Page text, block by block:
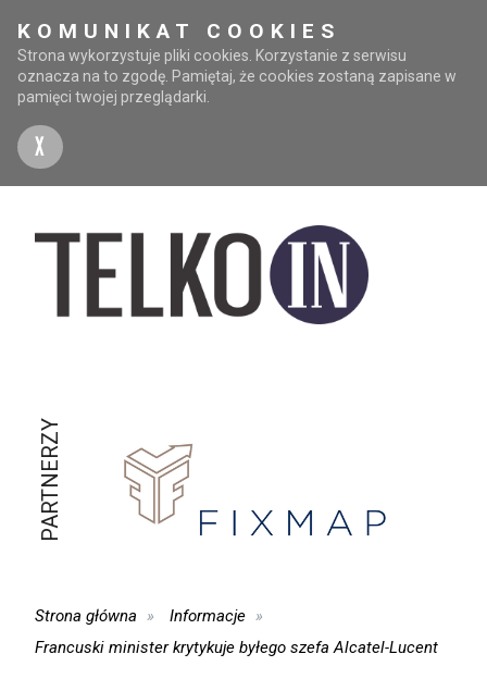
KOMUNIKAT COOKIES
Strona wykorzystuje pliki cookies. Korzystanie z serwisu
oznacza na to zgodę. Pamiętaj, że cookies zostaną zapisane w
pamięci twojej przeglądarki.
X
PARTNERZY
Strona główna
Informacje
Francuski minister krytykuje byłego szefa Alcatel-Lucent